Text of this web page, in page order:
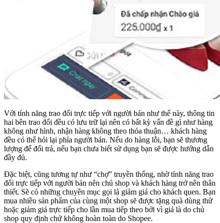
Với tính năng trao đổi trực tiếp với người bán như thế này, thông tin
hai bên trao đổi đều có lưu trữ lại nên có bất kỳ vấn đề gì như hàng
không như hình, nhận hàng không theo thỏa thuận… khách hàng
đều có thể hỏi lại phía người bán. Nếu do hàng lỗi, bạn sẽ thương
lượng để đổi trả, nếu bạn chưa biết sử dụng bạn sẽ được hướng dẫn
đầy đủ.
Đặc biệt, cũng tương tự như “chợ” truyền thống, nhờ tính năng trao
đổi trực tiếp với người bán nên chủ shop và khách hàng trở nên thân
thiết. Sẽ có những chuyên mục gọi là giảm giá cho khách quen. Bạn
mua nhiều sản phẩm của cùng một shop sẽ được tặng quà dùng thử
hoặc giảm giá trực tiếp cho lần mua tiếp theo bởi vì giá là do chủ
shop quy định chứ không hoàn toàn do Shopee.